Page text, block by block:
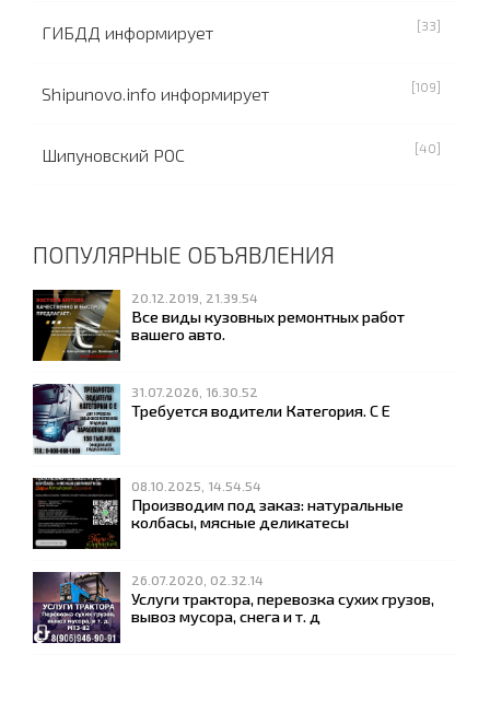
ГИБДД информирует [33]
Shipunovo.info информирует [109]
Шипуновский РОС [40]
ПОПУЛЯРНЫЕ ОБЪЯВЛЕНИЯ
20.12.2019, 21.39.54
Все виды кузовных ремонтных работ
вашего авто.
31.07.2026, 16.30.52
Требуется водители Категория. С Е
08.10.2025, 14.54.54
Производим под заказ: натуральные
колбасы, мясные деликатесы
26.07.2020, 02.32.14
Услуги трактора, перевозка сухих грузов,
вывоз мусора, снега и т. д